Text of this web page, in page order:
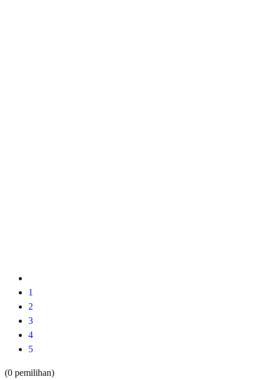
1
2
3
4
5
(0 pemilihan)